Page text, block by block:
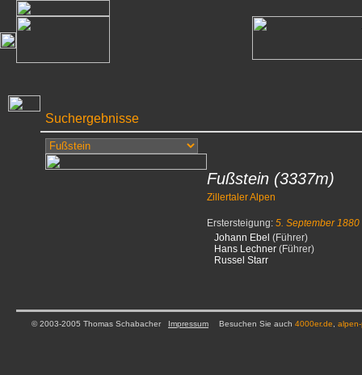
Suchergebnisse
Fußstein (3337m)
Zillertaler Alpen
Erstersteigung: 5. September 1880
Johann Ebel (Führer)
Hans Lechner (Führer)
Russel Starr
© 2003-2005 Thomas Schabacher Impressum Besuchen Sie auch 4000er.de